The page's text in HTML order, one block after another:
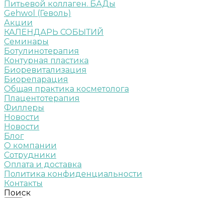
Питьевой коллаген. БАДы
Gehwol (Геволь)
Акции
КАЛЕНДАРЬ СОБЫТИЙ
Семинары
Ботулинотерапия
Контурная пластика
Биоревитализация
Биорепарация
Общая практика косметолога
Плацентотерапия
Филлеры
Новости
Новости
Блог
О компании
Сотрудники
Оплата и доставка
Политика конфиденциальности
Контакты
Поиск